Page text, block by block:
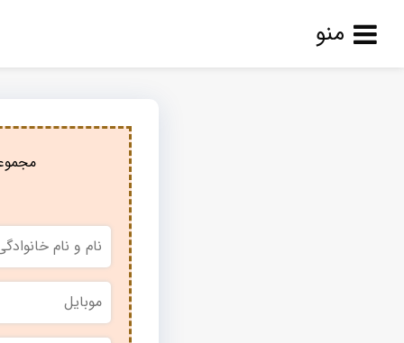
منو
و
نام
خانوادگی
موبایل